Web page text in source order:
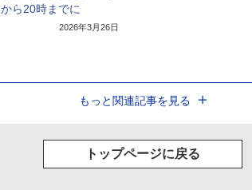
から20時までに
2026年3月26日
もっと関連記事を見る
トップページに戻る